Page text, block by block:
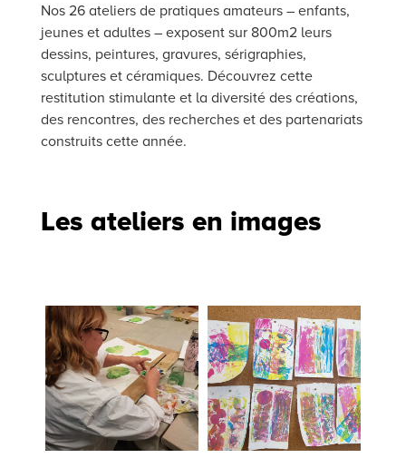
Nos 26 ateliers de pratiques amateurs – enfants,
jeunes et adultes – exposent sur 800m2 leurs
dessins, peintures, gravures, sérigraphies,
sculptures et céramiques. Découvrez cette
restitution stimulante et la diversité des créations,
des rencontres, des recherches et des partenariats
construits cette année.
Les ateliers en images